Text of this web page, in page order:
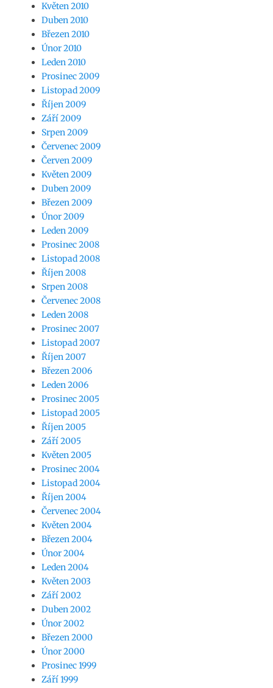
Květen 2010
Duben 2010
Březen 2010
Únor 2010
Leden 2010
Prosinec 2009
Listopad 2009
Říjen 2009
Září 2009
Srpen 2009
Červenec 2009
Červen 2009
Květen 2009
Duben 2009
Březen 2009
Únor 2009
Leden 2009
Prosinec 2008
Listopad 2008
Říjen 2008
Srpen 2008
Červenec 2008
Leden 2008
Prosinec 2007
Listopad 2007
Říjen 2007
Březen 2006
Leden 2006
Prosinec 2005
Listopad 2005
Říjen 2005
Září 2005
Květen 2005
Prosinec 2004
Listopad 2004
Říjen 2004
Červenec 2004
Květen 2004
Březen 2004
Únor 2004
Leden 2004
Květen 2003
Září 2002
Duben 2002
Únor 2002
Březen 2000
Únor 2000
Prosinec 1999
Září 1999